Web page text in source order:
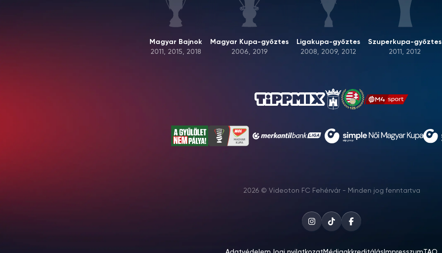
Magyar Bajnok
2011, 2015, 2018
Magyar Kupa-győztes
2006, 2019
Ligakupa-győztes
2008, 2009, 2012
Szuperkupa-győztes
2011, 2012
2026 © Videoton FC Fehérvár - Minden jog fenntartva